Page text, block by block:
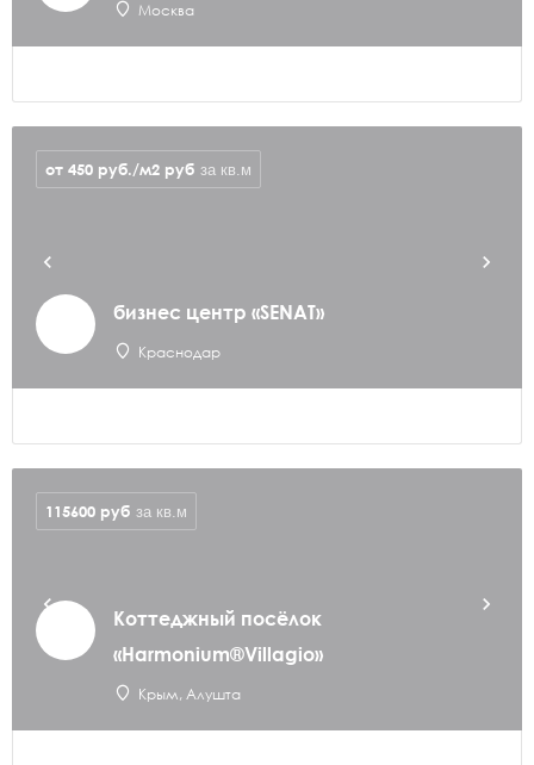
Москва
бизнес центр «SENAT»
Краснодар
от 450 руб./м2 руб за кв.м
Коттеджный посёлок
«Harmonium®Villagio»
Крым, Алушта
115600 руб за кв.м